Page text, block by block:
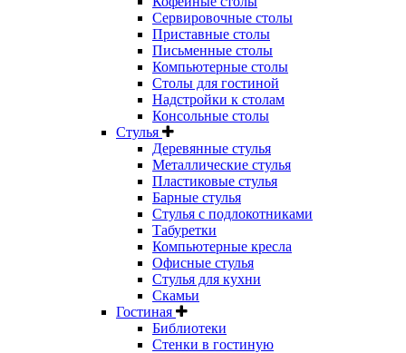
Сервировочные столы
Приставные столы
Письменные столы
Компьютерные столы
Столы для гостиной
Надстройки к столам
Консольные столы
Стулья
Деревянные стулья
Металлические стулья
Пластиковые стулья
Барные стулья
Стулья с подлокотниками
Табуретки
Компьютерные кресла
Офисные стулья
Стулья для кухни
Скамьи
Гостиная
Библиотеки
Стенки в гостиную